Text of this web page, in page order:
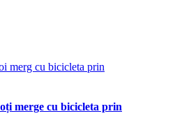
merge cu bicicleta prin